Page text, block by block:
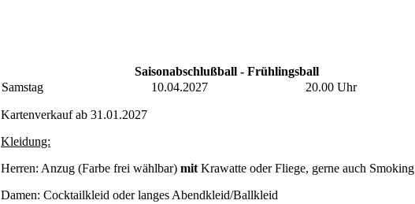
Saisonabschlußball - Frühlingsball
Samstag
10.04.2027 20.00 Uhr
Kartenverkauf ab 31.01.2027
Kleidung:
Herren: Anzug (Farbe frei wählbar) mitKrawatte oder Fliege, gerne auch Smoking
Damen: Cocktailkleid oder langes Abendkleid/Ballkleid